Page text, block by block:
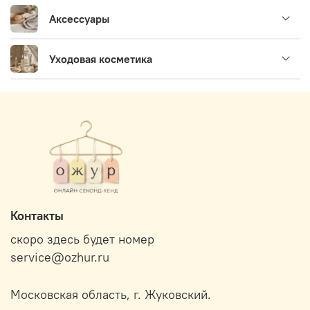
Аксессуары
Уходовая косметика
Контакты
скоро здесь будет номер
service@ozhur.ru
Московская область, г. Жуковский.